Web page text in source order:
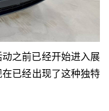
之前已经开始进入展
已经出现了这种独特